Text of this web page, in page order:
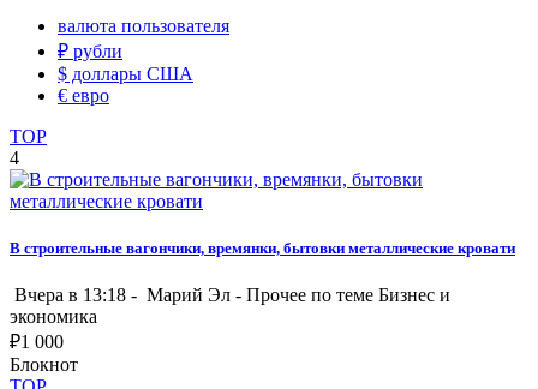
валюта пользователя
₽ рубли
$ доллары США
€ евро
TOP
4
В строительные вагончики, времянки, бытовки металлические кровати
Вчера в 13:18 - Марий Эл - Прочее по теме Бизнес и
экономика
₽1 000
Блокнот